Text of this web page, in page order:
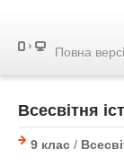
Повна
Всесвітня
9 клас /